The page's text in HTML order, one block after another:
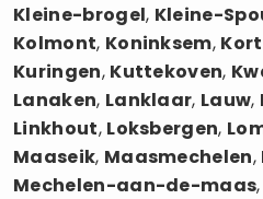
Kleine-brogel, Kleine-
Kolmont, Koninksem,
Kuringen, Kuttekoven,
Lanaken, Lanklaar, Lauw,
Linkhout, Loksbergen,
Maaseik, Maasmechelen,
Mechelen-aan-de-maas,